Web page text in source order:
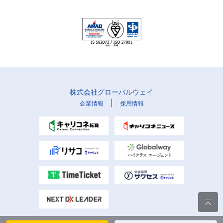
株式会社グローバルウェイ
企業情報 採用情報
